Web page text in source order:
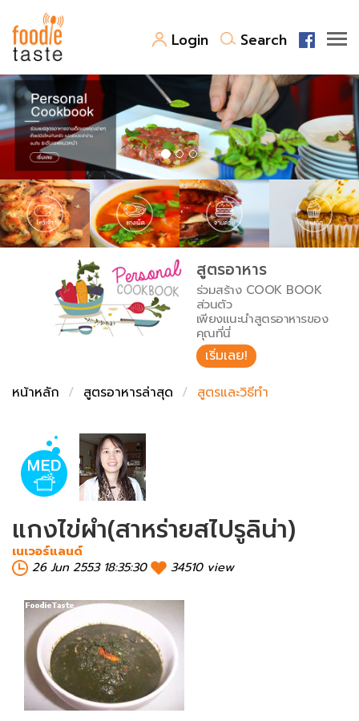
Login Search
สูตรอาหาร
สูตรอาหารล่าสุด
Top Foodie
พาไปชิม
สารพันก้นครัว
เคล็ดลับน่ารู้
เปรียบเทียบหน่วยการตวง
เปรียบเทียบอุณหภูมิ
เปรียบเทียบน้ำหนักวัตถุดิบ
FoodPedia
สร้าง Cookbook
สูตรอาหาร
ร่วมสร้าง COOK BOOK
ส่วนตัว
เพียงแนะนำสูตรอาหารของ
คุณที่นี่
เริ่มเลย!
หน้าหลัก
สูตรอาหารล่าสุด สูตรและวิธีทำ
แกงไข่ผำ(สาหร่ายสไปรูลิน่า)
เนเวอร์แลนด์
26 Jun 2553 18:35:30
34510 view